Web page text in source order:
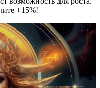
+15%!